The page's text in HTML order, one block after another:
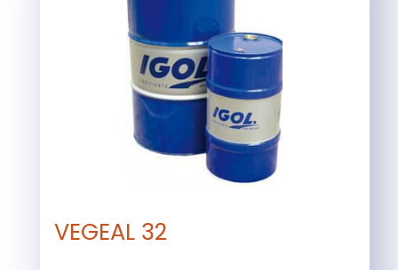
VEGEAL 32